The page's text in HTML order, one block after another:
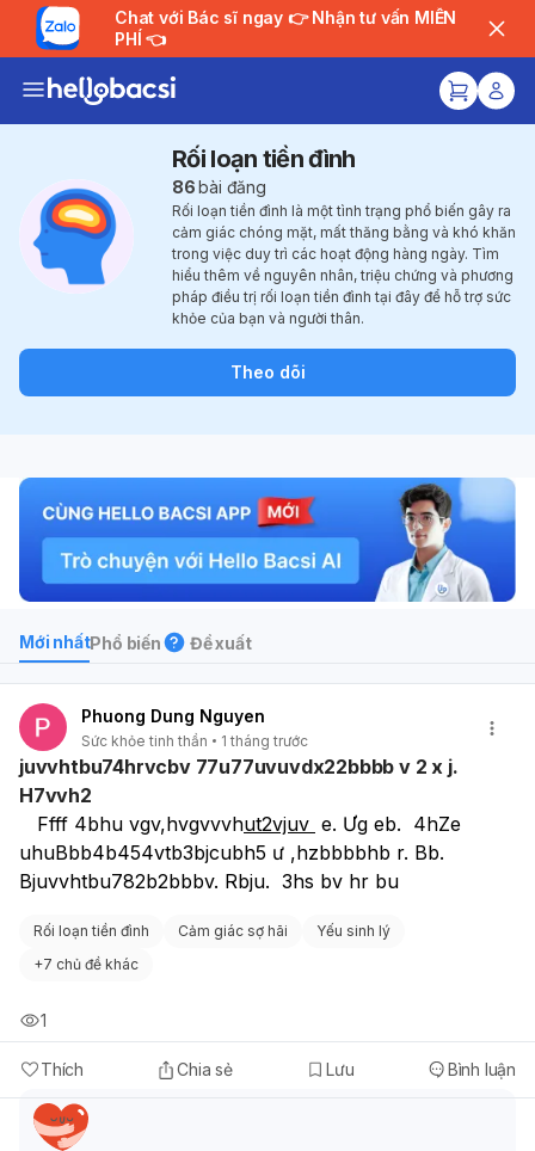
Chat với Bác sĩ ngay 👉 Nhận tư vấn MIỄN
PHÍ 👈
Rối loạn tiền đình
86 bài đăng
Rối loạn tiền đình là một tình trạng phổ biến gây ra
cảm giác chóng mặt, mất thăng bằng và khó khăn
trong việc duy trì các hoạt động hàng ngày. Tìm
hiểu thêm về nguyên nhân, triệu chứng và phương
pháp điều trị rối loạn tiền đình tại đây để hỗ trợ sức
khỏe của bạn và người thân.
Theo dõi
Mới nhấtPhổ biến Đề xuất
Phuong Dung Nguyen
Sức khỏe tinh thần 1 tháng trước
juvvhtbu74hrvcbv 77u77uvuvdx22bbbb v 2 x j.
H7vvh2
   Ffff 4bhu vgv,hvgvvvh
ut2vjuv e. Ưg eb.  4hZe
uhuBbb4b454vtb3bjcubh5 ư ,hzbbbbhb r. Bb.
Bjuvvhtbu782b2bbbv. Rbju.  3hs bv hr bu
Rối loạn tiền đình Cảm giác sợ hãi
Yếu sinh lý
+7 chủ đề khác
Thích Chia sẻ Lưu Bình luận
1